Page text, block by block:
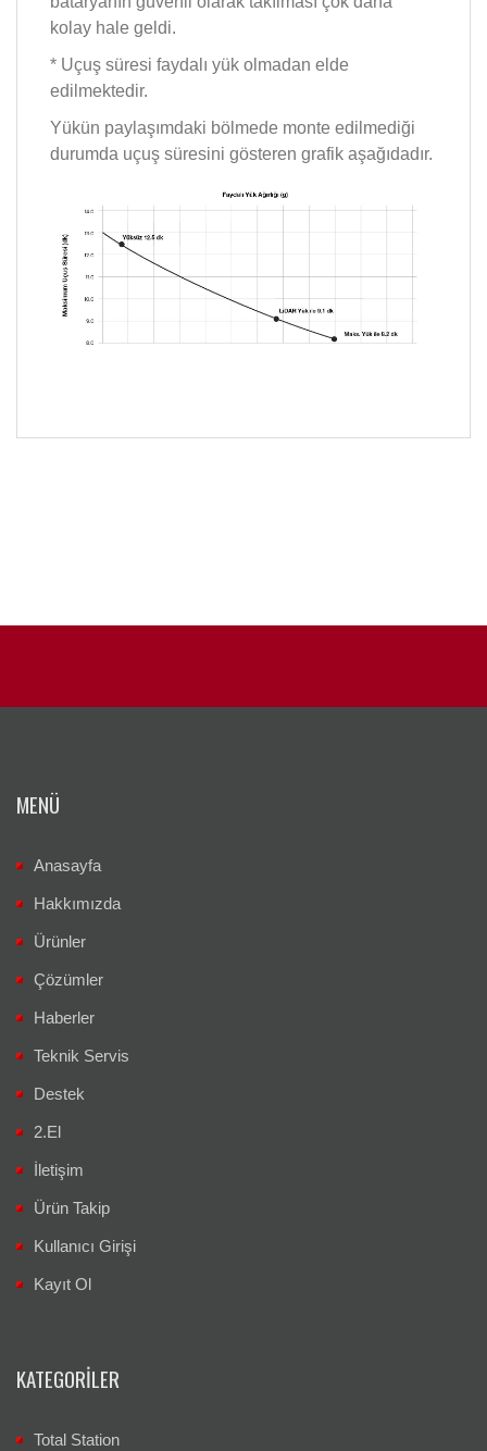
kolay hale geldi.
* Uçuş süresi faydalı yük olmadan elde
edilmektedir.
Yükün paylaşımdaki bölmede monte edilmediği
durumda uçuş süresini gösteren grafik aşağıdadır.
MENÜ
Anasayfa
Hakkımızda
Ürünler
Çözümler
Haberler
Teknik Servis
Destek
2.El
İletişim
Ürün Takip
Kullanıcı Girişi
Kayıt Ol
KATEGORILER
Total Station